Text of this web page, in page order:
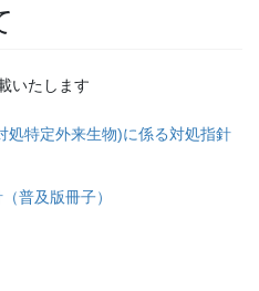
いたします
処特定外来生物)に係る対処指針
普及版冊子）